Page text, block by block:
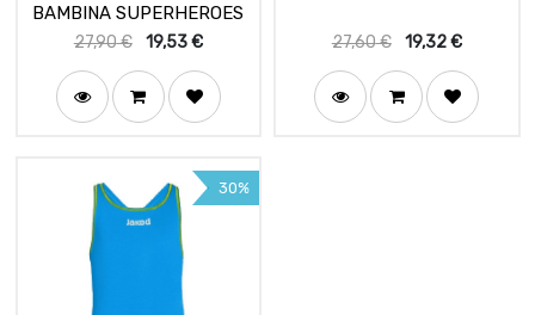
BAMBINA SUPERHEROES
27,90€ 19,53€ 27,60€ 19,32€
30%